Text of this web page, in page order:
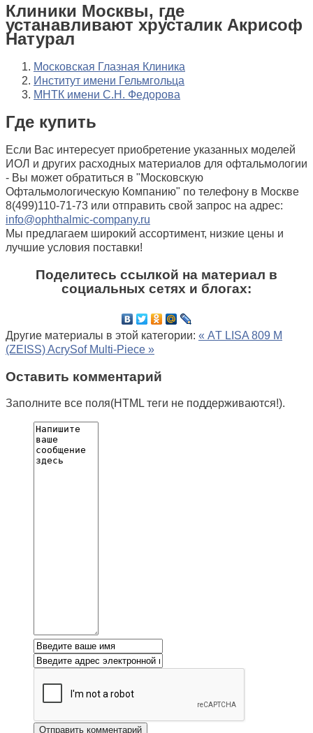
Клиники Москвы, где
устанавливают хрусталик Акрисоф
Натурал
Московская Глазная Клиника
Институт имени Гельмгольца
МНТК имени С.Н. Федорова
Где купить
Если Вас интересует приобретение указанных моделей
ИОЛ и других расходных материалов для офтальмологии
- Вы может обратиться в "Московскую
Офтальмологическую Компанию" по телефону в Москве
8(499)110-71-73 или отправить свой запрос на адрес:
info@ophthalmic-company.ru
Мы предлагаем широкий ассортимент, низкие цены и
лучшие условия поставки!
Поделитесь ссылкой на материал в
социальных сетях и блогах:
Другие материалы в этой категории: « АT LISA 809 M
(ZEISS)AcrySof Multi-Piece »
Оставить комментарий
Заполните все поля(HTML теги не поддерживаются!).